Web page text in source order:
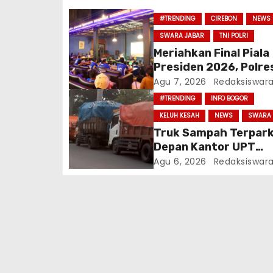
p
o
s
#TRENDING CIREBON
NEWS
SWARA JABAR
TNI POLRI
Meriahkan Final Piala
Presiden 2026,
Cirebon Gelar Nobar
vs Persebaya Dan
Motor Listrik
Agu 7, 2026
#TRENDING
INFO BOGOR
KELUH KESAH
NEWS SWARA
Truk Sampah
Depan Kantor UPT
Kebersihan Wilayah 1
Agu 6, 2026